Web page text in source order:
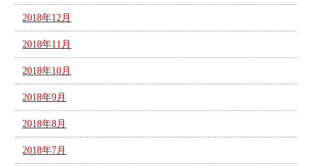
2018年12月
2018年11月
2018年10月
2018年9月
2018年8月
2018年7月